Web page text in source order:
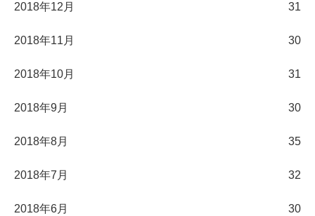
2018年12月 31
2018年11月 30
2018年10月 31
2018年9月 30
2018年8月 35
2018年7月 32
2018年6月 30